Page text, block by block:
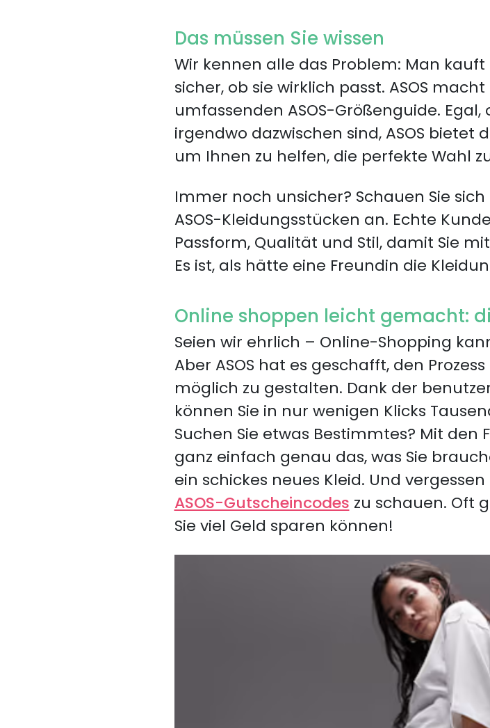
Das müssen Sie wissen
Wir kennen alle das Problem: Man
sicher, ob sie wirklich passt. ASOS
umfassenden ASOS-Größenguide.
irgendwo dazwischen sind, ASOS
um Ihnen zu helfen, die perfekte Wahl
Immer noch unsicher? Schauen Sie sich
ASOS-Kleidungsstücken an. Echte
Passform, Qualität und Stil, damit Sie
Es ist, als hätte eine Freundin die
Online shoppen leicht gemacht:
Seien wir ehrlich – Online-Shopping
Aber ASOS hat es geschafft, den
möglich zu gestalten. Dank der
können Sie in nur wenigen Klicks
Suchen Sie etwas Bestimmtes? Mit den
ganz einfach genau das, was Sie
ein schickes neues Kleid. Und
ASOS-Gutscheincodes zu schauen. Oft
Sie viel Geld sparen können!